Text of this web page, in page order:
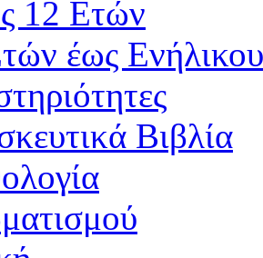
12 Ετών
έως
Βιβλία